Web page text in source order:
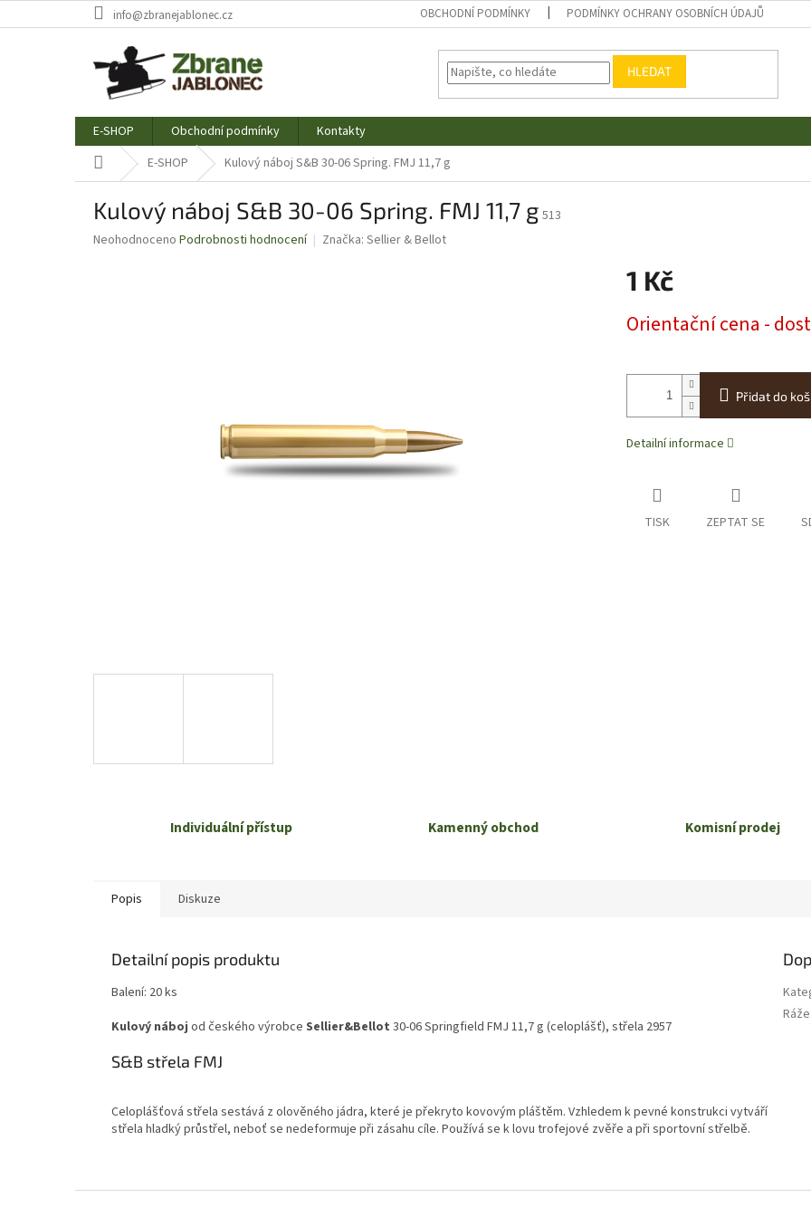
na
info@zbranejablonec.cz OBCHODNÍ PODMÍNKY PODMÍNKY OCHRANY OSOBNÍCH ÚDAJŮ
HLEDAT
E-SHOP Obchodní podmínky
Kontakty
Domů E-SHOP Kulový náboj S&B 30-06 Spring. FMJ 11,7 g
Kulový náboj S&B 30-06 Spring. FMJ 11,7 g 513
Průměrné
Neohodnoceno Podrobnosti hodnocení Značka: Sellier & Bellot
1 Kč
cena:
Orientační cena -
Přidat do
Detailní informace
TISK ZEPTAT SE
Individuální přístup Kamenný obchod Komisní prodej
Popis Diskuze
Detailní popis produktu
Balení: 20 ks
Kulový náboj od českého výrobce Sellier&Bellot 30-06 Springfield FMJ 11,7 g (celoplášť), střela 2957
S&B střela FMJ
Celoplášťová střela sestává z olověného jádra, které je překryto kovovým pláštěm. Vzhledem k pevné konstrukci vytváří
střela hladký průstřel, neboť se nedeformuje při zásahu cíle. Používá se k lovu trofejové zvěře a při sportovní střelbě.
Ráže